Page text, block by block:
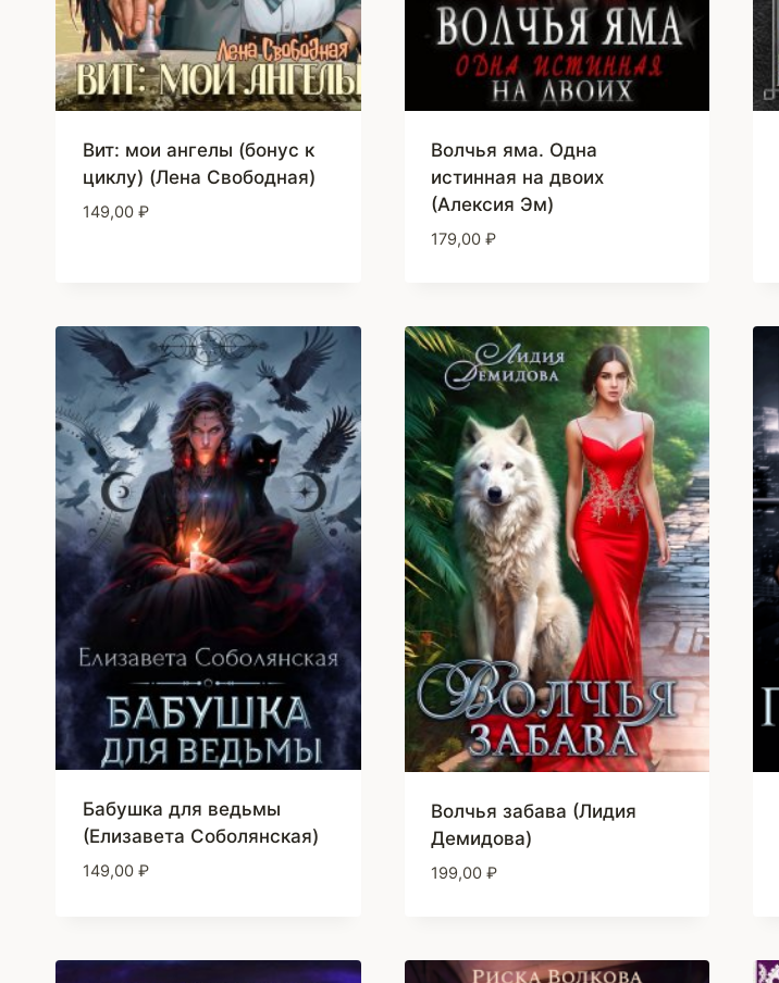
Вит: мои ангелы (бонус к
циклу) (Лена Свободная)
149,00 ₽
Волчья яма. Одна
истинная на двоих
(Алексия Эм)
179,00 ₽
Бабушка для ведьмы
(Елизавета Соболянская)
149,00 ₽
Волчья забава (Лидия
Демидова)
199,00 ₽